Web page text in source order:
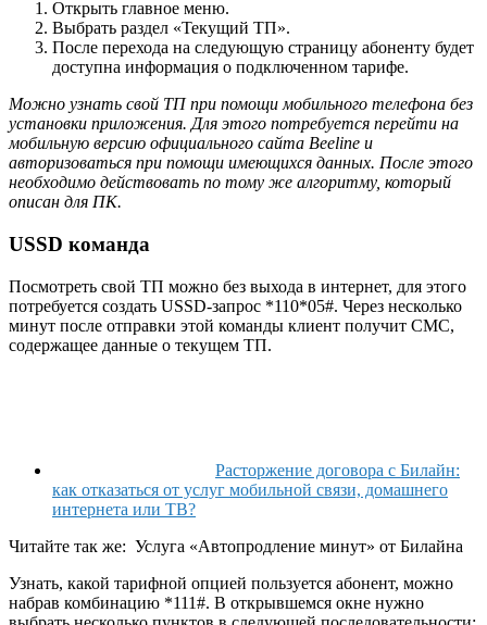
Открыть главное меню.
Выбрать раздел «Текущий ТП».
После перехода на следующую страницу абоненту будет
доступна информация о подключенном тарифе.
Можно узнать свой ТП при помощи мобильного телефона без
установки приложения. Для этого потребуется перейти на
мобильную версию официального сайта Beeline и
авторизоваться при помощи имеющихся данных. После этого
необходимо действовать по тому же алгоритму, который
описан для ПК.
USSD команда
Посмотреть свой ТП можно без выхода в интернет, для этого
потребуется создать USSD-запрос *110*05#. Через несколько
минут после отправки этой команды клиент получит СМС,
содержащее данные о текущем ТП.
Расторжение договора с Билайн:
как отказаться от услуг мобильной связи, домашнего
интернета или ТВ?
Читайте так же: Услуга «Автопродление минут» от Билайна
Узнать, какой тарифной опцией пользуется абонент, можно
набрав комбинацию *111#. В открывшемся окне нужно